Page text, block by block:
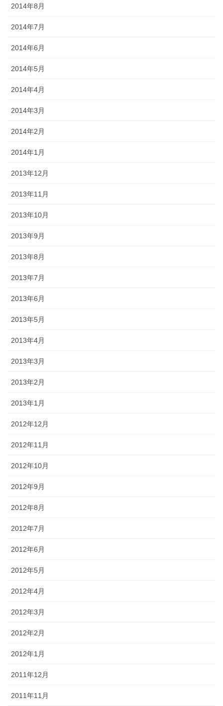
2014年8月
2014年7月
2014年6月
2014年5月
2014年4月
2014年3月
2014年2月
2014年1月
2013年12月
2013年11月
2013年10月
2013年9月
2013年8月
2013年7月
2013年6月
2013年5月
2013年4月
2013年3月
2013年2月
2013年1月
2012年12月
2012年11月
2012年10月
2012年9月
2012年8月
2012年7月
2012年6月
2012年5月
2012年4月
2012年3月
2012年2月
2012年1月
2011年12月
2011年11月